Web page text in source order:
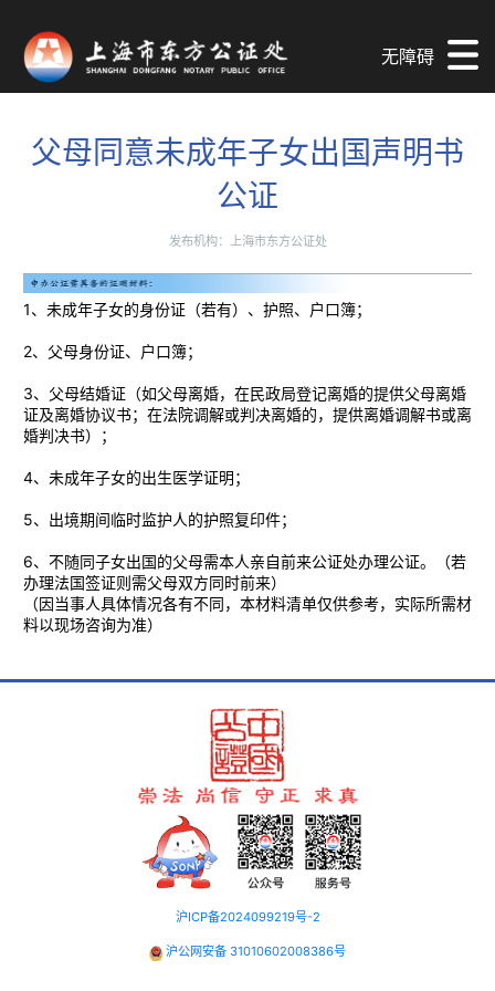
无障碍
父母同意未成年子女出国声明书
公证
发布机构：上海市东方公证处
1、未成年子女的身份证（若有）、护照、户口簿；
2、父母身份证、户口簿；
3、父母结婚证（如父母离婚，在民政局登记离婚的提供父母离婚
证及离婚协议书；在法院调解或判决离婚的，提供离婚调解书或离
婚判决书）；
4、未成年子女的出生医学证明；
5、出境期间临时监护人的护照复印件；
6、不随同子女出国的父母需本人亲自前来公证处办理公证。（若
办理法国签证则需父母双方同时前来）
（因当事人具体情况各有不同，本材料清单仅供参考，实际所需材
料以现场咨询为准）
沪ICP备2024099219号-2
沪公网安备 31010602008386号